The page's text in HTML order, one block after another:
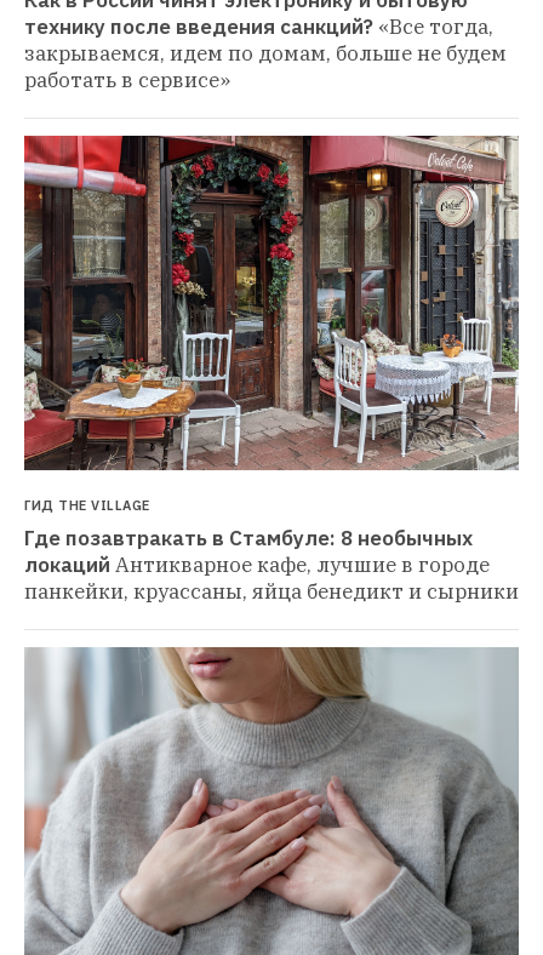
технику после введения санкций? «Все тогда,
закрываемся, идем по домам, больше не будем
работать в сервисе»
ГИД THE VILLAGE
Где позавтракать в Стамбуле: 8 необычных
локаций Антикварное кафе, лучшие в городе
панкейки, круассаны, яйца бенедикт и сырники